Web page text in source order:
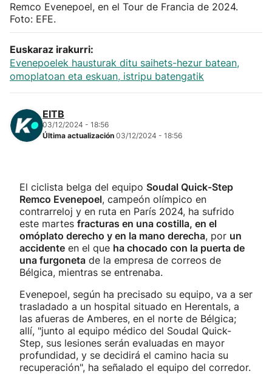
"Helmuga"
Remco Evenepoel, en el Tour de Francia de 2024.
Foto: EFE.
Euskaraz irakurri:
Evenepoelek hausturak ditu saihets-hezur batean,
omoplatoan eta eskuan, istripu batengatik
EITB
03/12/2024 - 18:56
Última actualización 03/12/2024 - 18:56
El ciclista belga del equipo Soudal Quick-Step
Remco Evenepoel, campeón olímpico en
contrarreloj y en ruta en París 2024, ha sufrido
este martes fracturas en una costilla, en el
omóplato derecho y en la mano derecha, por un
accidente en el que ha chocado con la puerta de
una furgoneta de la empresa de correos de
Bélgica, mientras se entrenaba.
Evenepoel, según ha precisado su equipo, va a ser
trasladado a un hospital situado en Herentals, a
las afueras de Amberes, en el norte de Bélgica;
allí, "junto al equipo médico del Soudal Quick-
Step, sus lesiones serán evaluadas en mayor
profundidad, y se decidirá el camino hacia su
recuperación", ha señalado el equipo del corredor.